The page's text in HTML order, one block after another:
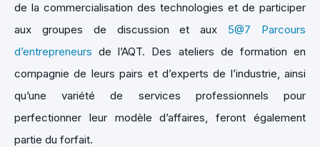
de la commercialisation des technologies et de participer
aux groupes de discussion et aux 5@7 Parcours
d’entrepreneurs de l’AQT. Des ateliers de formation en
compagnie de leurs pairs et d’experts de l’industrie, ainsi
qu’une variété de services professionnels pour
perfectionner leur modèle d’affaires, feront également
partie du forfait.